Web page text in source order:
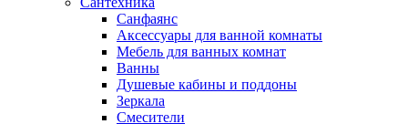
Санфаянс
Аксессуары для ванной комнаты
Мебель для ванных комнат
Ванны
Душевые кабины и поддоны
Зеркала
Смесители